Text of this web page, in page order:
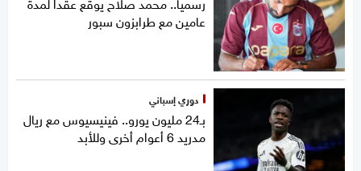
عامين مع طرابزون سبور
دوري إسباني
بـ24 مليون يورو.. فينيسيوس مع ريال
مدريد 6 أعوام أخرى وللأبد